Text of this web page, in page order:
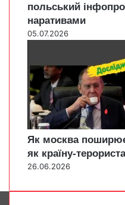
польський
наративами
05.07.2026
Як москва
як країну-
26.06.2026